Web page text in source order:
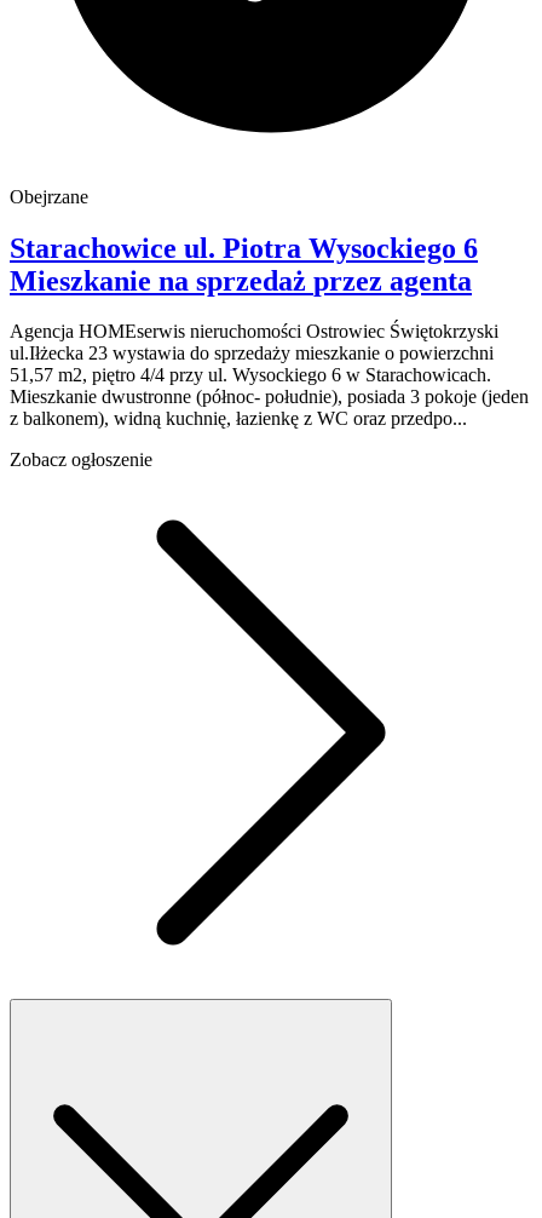
Obejrzane
Starachowice ul. Piotra Wysockiego 6
Mieszkanie na sprzedaż przez agenta
Agencja HOMEserwis nieruchomości Ostrowiec Świętokrzyski
ul.Iłżecka 23 wystawia do sprzedaży mieszkanie o powierzchni
51,57 m2, piętro 4/4 przy ul. Wysockiego 6 w Starachowicach.
Mieszkanie dwustronne (północ- południe), posiada 3 pokoje (jeden
z balkonem), widną kuchnię, łazienkę z WC oraz przedpo...
Zobacz ogłoszenie